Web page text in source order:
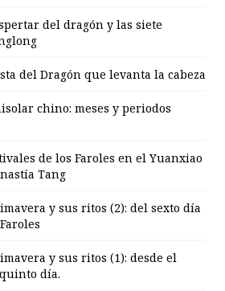
del dragón y las siete
del Dragón que levanta la cabeza
chino: meses y periodos
de los Faroles en el Yuanxiao
Tang
y sus ritos (2): del sexto día
y sus ritos (1): desde el
día.